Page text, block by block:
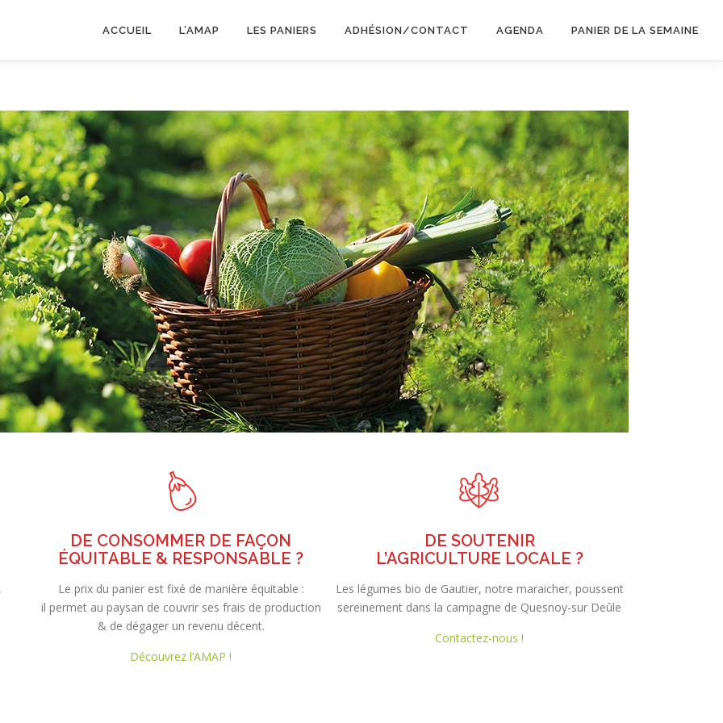
ACCUEIL L’AMAP LES PANIERS ADHÉSION/CONTACT AGENDA PANIER DE LA SEMAINE
DE CONSOMMER DE FAÇON
ÉQUITABLE & RESPONSABLE ?
Le prix du panier est fixé de manière équitable :
il permet au paysan de couvrir ses frais de production
& de dégager un revenu décent.
Découvrez l’AMAP !
DE SOUTENIR
L’AGRICULTURE LOCALE ?
Les légumes bio de Gautier, notre maraicher, poussent
sereinement dans la campagne de Quesnoy-sur Deûle
Contactez-nous !